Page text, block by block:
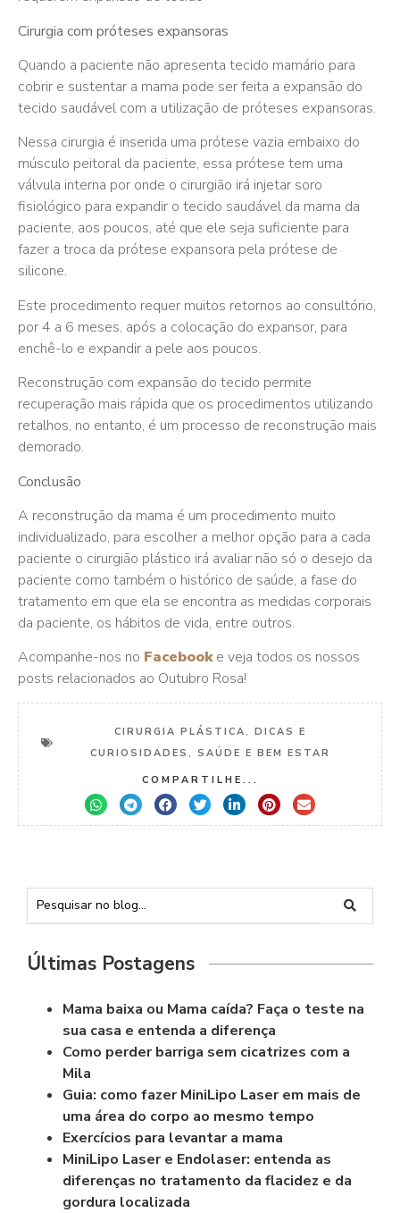
Cirurgia com próteses expansoras
Quando a paciente não apresenta tecido mamário para
cobrir e sustentar a mama pode ser feita a expansão do
tecido saudável com a utilização de próteses expansoras.
Nessa cirurgia é inserida uma prótese vazia embaixo do
músculo peitoral da paciente, essa prótese tem uma
válvula interna por onde o cirurgião irá injetar soro
fisiológico para expandir o tecido saudável da mama da
paciente, aos poucos, até que ele seja suficiente para
fazer a troca da prótese expansora pela prótese de
silicone.
Este procedimento requer muitos retornos ao consultório,
por 4 a 6 meses, após a colocação do expansor, para
enchê-lo e expandir a pele aos poucos.
Reconstrução com expansão do tecido permite
recuperação mais rápida que os procedimentos utilizando
retalhos, no entanto, é um processo de reconstrução mais
demorado.
Conclusão
A reconstrução da mama é um procedimento muito
individualizado, para escolher a melhor opção para a cada
paciente o cirurgião plástico irá avaliar não só o desejo da
paciente como também o histórico de saúde, a fase do
tratamento em que ela se encontra as medidas corporais
da paciente, os hábitos de vida, entre outros.
Acompanhe-nos no Facebook e veja todos os nossos
posts relacionados ao Outubro Rosa!
CIRURGIA PLÁSTICA , DICAS E
CURIOSIDADES , SAÚDE E BEM ESTAR
COMPARTILHE...
Últimas Postagens
Mama baixa ou Mama caída? Faça o teste na
sua casa e entenda a diferença
Como perder barriga sem cicatrizes com a
Mila
Guia: como fazer MiniLipo Laser em mais de
uma área do corpo ao mesmo tempo
Exercícios para levantar a mama
MiniLipo Laser e Endolaser: entenda as
diferenças no tratamento da flacidez e da
gordura localizada